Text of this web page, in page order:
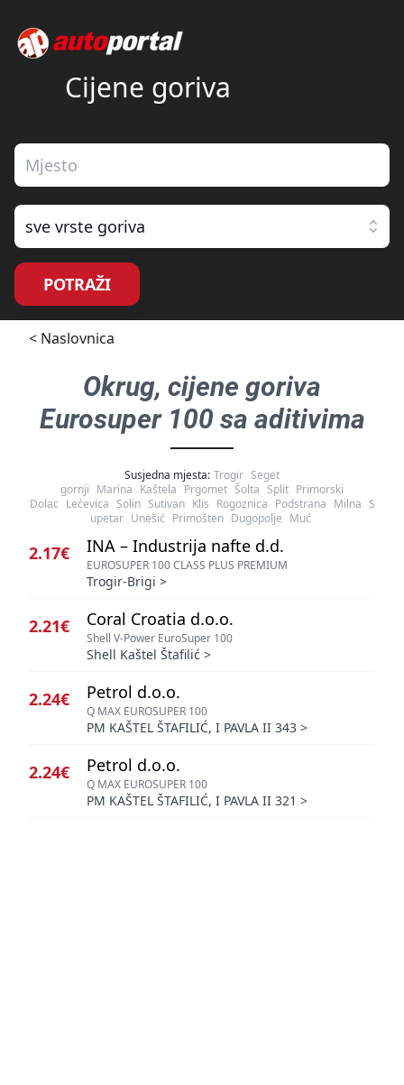
Cijene goriva
sve vrste goriva
POTRAŽI
< Naslovnica
Okrug, cijene goriva
Eurosuper 100 sa aditivima
Susjedna mjesta: Trogir Seget
gornji Marina Kaštela Prgomet Šolta Split Primorski
Dolac Lećevica Solin Sutivan Klis Rogoznica Podstrana Milna S
upetar Unešić Primošten Dugopolje Muć
2.17€ INA – Industrija nafte d.d.
EUROSUPER 100 CLASS PLUS PREMIUM
Trogir-Brigi >
2.21€ Coral Croatia d.o.o.
Shell V-Power EuroSuper 100
Shell Kaštel Štafilić >
2.24€ Petrol d.o.o.
Q MAX EUROSUPER 100
PM KAŠTEL ŠTAFILIĆ, I PAVLA II 343 >
2.24€ Petrol d.o.o.
Q MAX EUROSUPER 100
PM KAŠTEL ŠTAFILIĆ, I PAVLA II 321 >